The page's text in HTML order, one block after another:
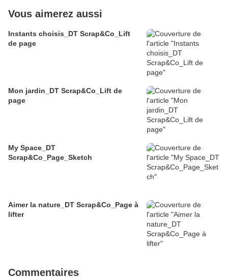
Vous aimerez aussi
Instants choisis_DT Scrap&Co_Lift
de page
Mon jardin_DT Scrap&Co_Lift de
page
My Space_DT
Scrap&Co_Page_Sketch
Aimer la nature_DT Scrap&Co_Page à
lifter
Commentaires